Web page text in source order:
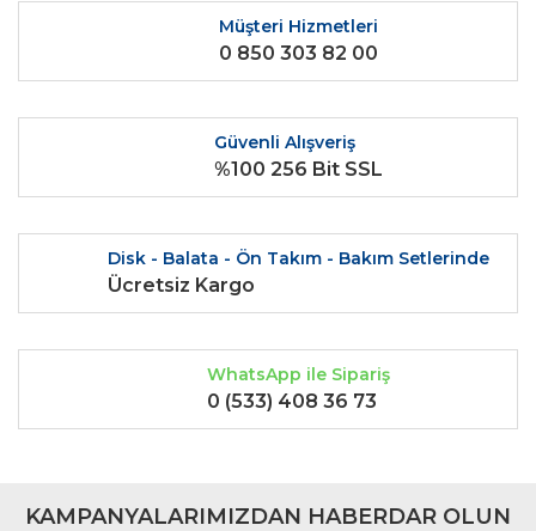
Müşteri Hizmetleri
0 850 303 82 00
Güvenli Alışveriş
%100 256 Bit SSL
Disk - Balata - Ön Takım - Bakım Setlerinde
Ücretsiz Kargo
WhatsApp ile Sipariş
0 (533) 408 36 73
KAMPANYALARIMIZDAN HABERDAR OLUN